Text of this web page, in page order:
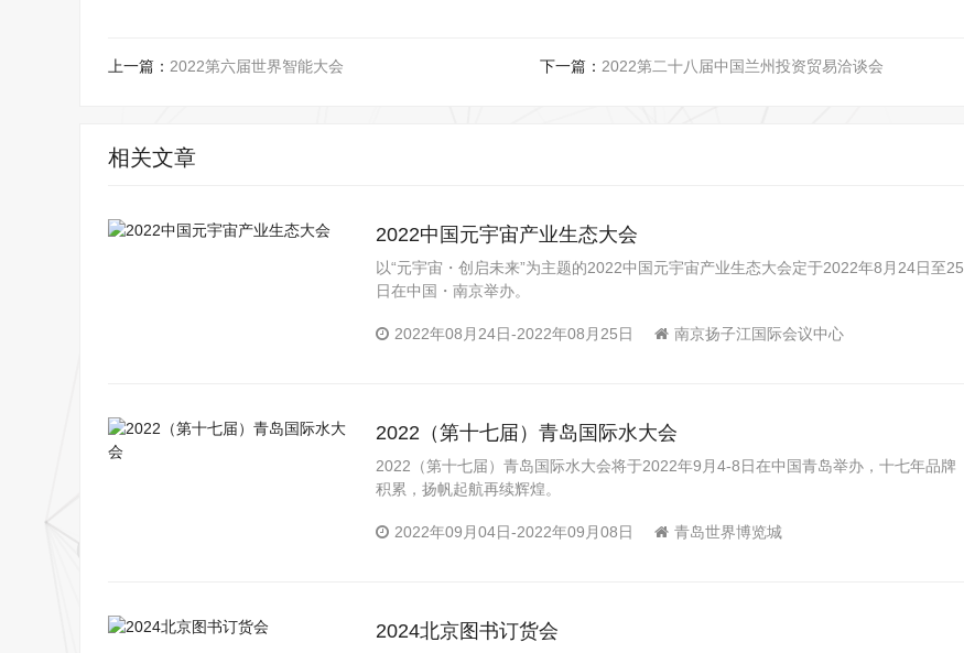
上一篇： 2022第六届世界智能大会 下一篇： 2022第二十八届中国兰州投资贸易洽谈会
相关文章
2022中国元宇宙产业生态大会
以“元宇宙・创启未来”为主题的2022中国元宇宙产业生态大会定于2022年8月24日至25
日在中国・南京举办。
2022年08月24日-2022年08月25日 南京扬子江国际会议中心
2022（第十七届）青岛国际水大会
2022（第十七届）青岛国际水大会将于2022年9月4-8日在中国青岛举办，十七年品牌
积累，扬帆起航再续辉煌。
2022年09月04日-2022年09月08日 青岛世界博览城
2024北京图书订货会